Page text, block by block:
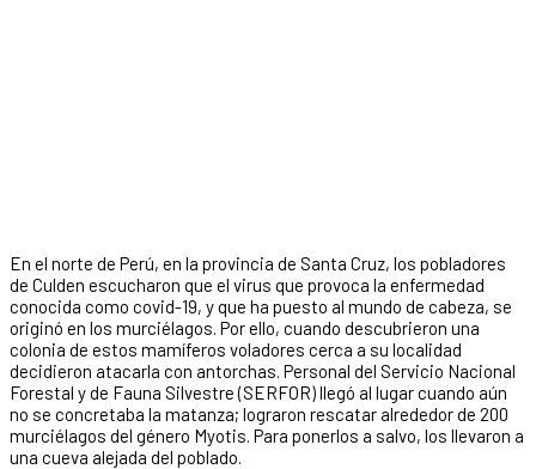
En el norte de Perú, en la provincia de Santa Cruz, los pobladores
de Culden escucharon que el virus que provoca la enfermedad
conocida como covid-19, y que ha puesto al mundo de cabeza, se
originó en los murciélagos. Por ello, cuando descubrieron una
colonia de estos mamíferos voladores cerca a su localidad
decidieron atacarla con antorchas. Personal del Servicio Nacional
Forestal y de Fauna Silvestre (SERFOR) llegó al lugar cuando aún
no se concretaba la matanza; lograron rescatar alrededor de 200
murciélagos del género Myotis. Para ponerlos a salvo, los llevaron a
una cueva alejada del poblado.